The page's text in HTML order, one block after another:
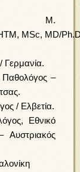
Μ.
MSc, MD/
Γερμανία.
–
/ Ελβετία.
Εθνικό
Αυστριακός